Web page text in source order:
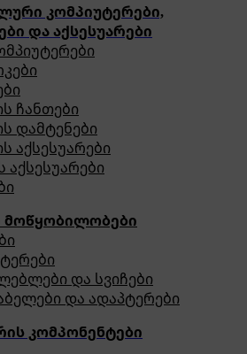
კომპიუტერები,
და აქსესუარები
ჩანთები
დამტენები
აქსესუარები
აქსესუარები
მოწყობილობები
და სვიჩები
და ადაპტერები
კომპონენტები